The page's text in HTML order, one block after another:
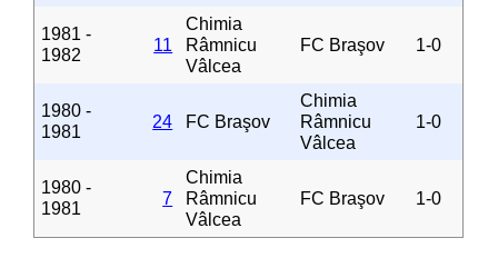
1981 -
1982
11
Chimia
Râmnicu
Vâlcea
FC Braşov 1-0
1980 -
1981
24 FC Braşov
Chimia
Râmnicu
Vâlcea
1-0
1980 -
1981
7
Chimia
Râmnicu
Vâlcea
FC Braşov 1-0